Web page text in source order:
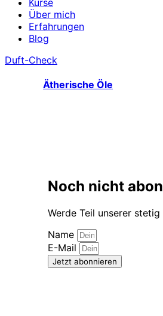
Kurse
Über mich
Erfahrungen
Blog
Duft-Check
Ätherische Öle
Noch nicht
Werde Teil unserer
Name
E-Mail
Jetzt abonnieren